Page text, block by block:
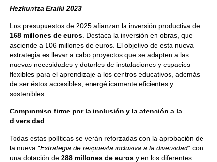
Hezkuntza Eraiki 2023
Los presupuestos de 2025 afianzan la inversión productiva de
168 millones de euros . Destaca la inversión en obras, que
asciende a 106 millones de euros. El objetivo de esta nueva
estrategia es llevar a cabo proyectos que se adapten a las
nuevas necesidades y dotarles de instalaciones y espacios
flexibles para el aprendizaje a los centros educativos, además
de ser éstos accesibles, energéticamente eficientes y
sostenibles.
Compromiso firme por la inclusión y la atención a la
diversidad
Todas estas políticas se verán reforzadas con la aprobación de
la nueva “Estrategia de respuesta inclusiva a la diversidad” con
una dotación de 288 millones de euros y en los diferentes